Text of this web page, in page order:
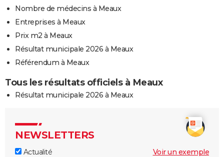
Nombre de médecins à Meaux
Entreprises à Meaux
Prix m2 à Meaux
Résultat municipale 2026 à Meaux
Référendum à Meaux
Tous les résultats officiels à Meaux
Résultat municipale 2026 à Meaux
NEWSLETTERS
Actualité
Voir un exemple